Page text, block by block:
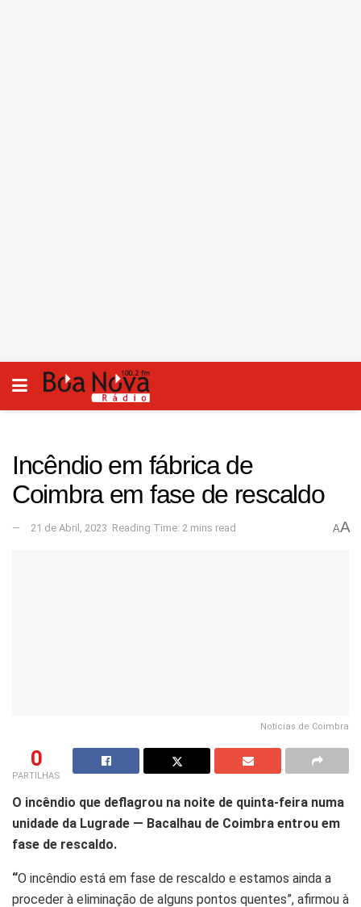
Incêndio em fábrica de
Coimbra em fase de rescaldo
21 de Abril, 2023 Reading Time: 2 mins read AA
Notícias de Coimbra
0
PARTILHAS
O incêndio que deflagrou na noite de quinta-feira numa
unidade da Lugrade — Bacalhau de Coimbra entrou em
fase de rescaldo.
“O incêndio está em fase de rescaldo e estamos ainda a
proceder à eliminação de alguns pontos quentes”, afirmou à